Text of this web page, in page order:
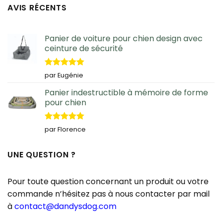
AVIS RÉCENTS
Panier de voiture pour chien design avec
ceinture de sécurité
Note5sur
5
par Eugénie
Panier indestructible à mémoire de forme
pour chien
Note5sur
5
par Florence
UNE QUESTION ?
Pour toute question concernant un produit ou votre
commande n’hésitez pas à nous contacter par mail
àcontact@dandysdog.com